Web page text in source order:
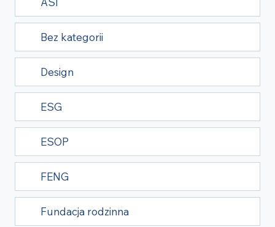
Bez kategorii
Design
ESG
ESOP
FENG
Fundacja rodzinna